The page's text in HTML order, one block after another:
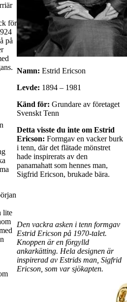
för
på
lite
Namn: Estrid Ericson
Levde: 1894 – 1981
Känd för: Grundare av företaget
Svenskt Tenn
Detta visste du inte om Estrid
Ericson: Formgav en vacker burk
i tenn, där det flätade mönstret
hade inspirerats av den
panamahatt som hennes man,
Sigfrid Ericson, brukade bära.
Den vackra asken i tenn formgav
Estrid Ericson på 1970-talet.
Knoppen är en förgylld
ankarkätting. Hela designen är
inspirerad av Estrids man, Sigfrid
Ericson, som var sjökapten.